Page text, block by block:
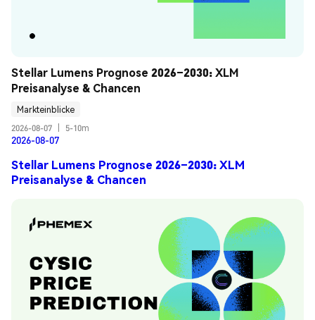
Stellar Lumens Prognose 2026–2030: XLM
Preisanalyse & Chancen
Markteinblicke
2026-08-07
5-10m
2026-08-07
Stellar Lumens Prognose 2026–2030: XLM
Preisanalyse & Chancen